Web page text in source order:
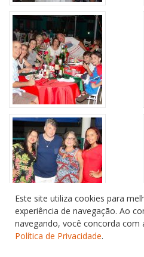
Este site utiliza cookies para
experiência de navegação. Ao
navegando, você concorda com
Política de Privacidade.